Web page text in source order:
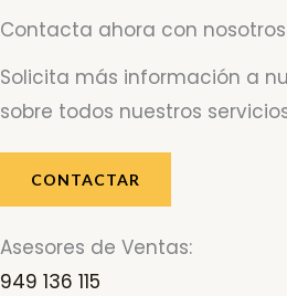
Contacta ahora con nosotros
Solicita más información a
sobre todos nuestros
CONTACTAR
Asesores de Ventas:
949 136 115